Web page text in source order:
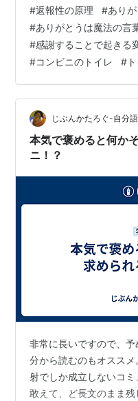
います」というものに変
イレが汚されることがず
す。 めでたし、めでた
ちのトイレで「いつも
ございます」の貼り紙
（好意の返報性）』と
#返報性の原理 #ありが
#ありがとうは魔法の言
#感謝することで起きる
#コンビニのトイレ #
じぶんかたろぐ-自分
本気で褒めると何か
ニ！？
非常に長いですので、
分から読むのもオスス
射でしか成立しないコミ
敢えて、ど長文のまま